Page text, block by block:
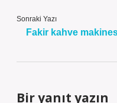
Sonraki Yazı
Fakir kahve
Bir yanıt yazın